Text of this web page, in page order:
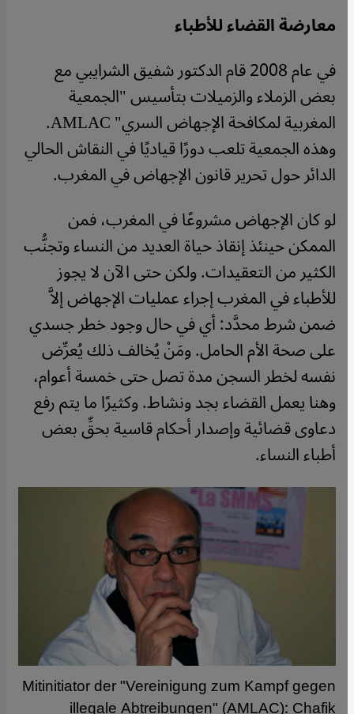
معارضة القضاء للأطباء
في عام 2008 قام الدكتور شفيق الشرايبي مع
بعض الزملاء والزميلات بتأسيس "الجمعية
المغربية لمكافحة الإجهاض السري"AMLAC
.
وهذه الجمعية تلعب دورًا قياديًا في النقاش الحالي
الدائر حول تحرير قانون الإجهاض في المغرب.
لو كان الإجهاض مشروعًا في المغرب، فمن
الممكن حينئذ إنقاذ حياة العديد من النساء وتجنُّب
الكثير من التعقيدات. ولكن حتى الآن لا يجوز
للأطباء في المغرب إجراء عمليات الإجهاض إلاَّ
ضمن شرط محدَّد: أي في حال وجود خطر جسدي
على صحة الأم الحامل. ومَنْ يُخالف ذلك يُعرِّض
نفسه لخطر السجن مدة تصل حتى خمسة أعوام،
وهنا يعمل القضاء بجد ونشاط. وكثيرًا ما يتم رفع
دعاوى قضائية وإصدار أحكام قاسية بحقِّ بعض
أطباء النساء.
Mitinitiator der "Vereinigung zum Kampf gegen